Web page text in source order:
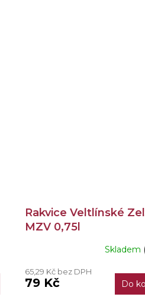
Rakvice Veltlínské
MZV 0,75l
Skladem
65,29 Kč bez DPH
79 Kč Do